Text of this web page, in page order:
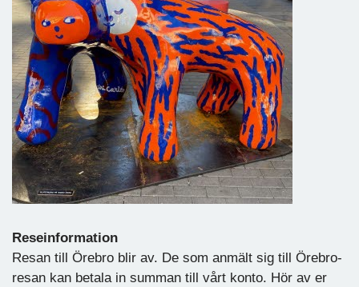
Reseinformation
Resan till Örebro blir av. De som anmält sig till Örebro-
resan kan betala in summan till vårt konto. Hör av er